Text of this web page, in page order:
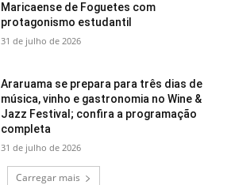
Maricaense de Foguetes com
protagonismo estudantil
31 de julho de 2026
Araruama se prepara para três dias de
música, vinho e gastronomia no Wine &
Jazz Festival; confira a programação
completa
31 de julho de 2026
Carregar mais